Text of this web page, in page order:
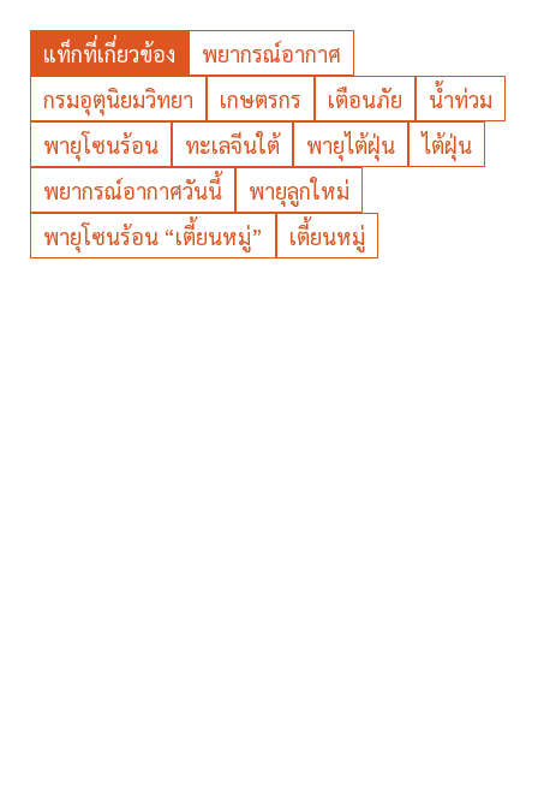
แท็กที่เกี่ยวข้อง
พยากรณ์อากาศ
กรมอุตุนิยมวิทยา
เกษตรกร เตือนภัย
น้ำท่วม
พายุโซนร้อน
ทะเลจีนใต้ พายุไต้ฝุ่น
ไต้ฝุ่น
พยากรณ์อากาศวันนี้
พายุลูกใหม่
พายุโซนร้อน “เตี้ยนหมู่”
เตี้ยนหมู่